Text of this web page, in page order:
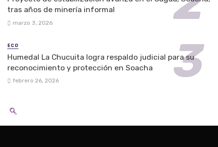
tras años de minería informal
marzo 3, 2026
ECO
Humedal La Chucuita logra respaldo judicial para su
reconocimiento y protección en Soacha
febrero 26, 2026